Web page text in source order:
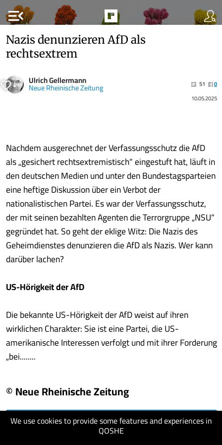
menu_open
We use cookies to provide some features and experiences in
QOSHE
Nazis denunzieren AfD als
rechtsextrem
Ulrich Gellermann
Neue Rheinische Zeitung 51
0
10.05.2025
Nachdem ausgerechnet der Verfassungsschutz die AfD
als „gesichert rechtsextremistisch“ eingestuft hat, läuft in
den deutschen Medien und unter den Bundestagsparteien
eine heftige Diskussion über ein Verbot der
nationalistischen Partei. Es war der Verfassungsschutz,
der mit seinen bezahlten Agenten die Terrorgruppe „NSU“
gegründet hat. So geht der eklige Witz: Die Nazis des
Geheimdienstes denunzieren die AfD als Nazis. Wer kann
darüber lachen?
US-Hörigkeit der AfD
Die bekannte US-Hörigkeit der AfD weist auf ihren
wirklichen Charakter: Sie ist eine Partei, die US-
amerikanische Interessen verfolgt und mit ihrer Forderung
„bei........
© Neue Rheinische Zeitung
visit website